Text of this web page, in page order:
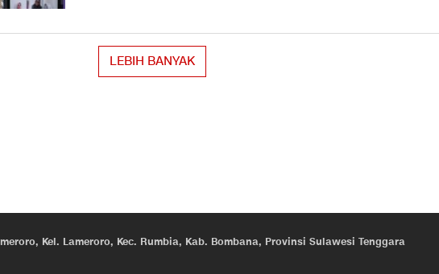
LEBIH BANYAK
Kel. Lameroro, Kec. Rumbia, Kab. Bombana, Provinsi Sulawesi Tenggara